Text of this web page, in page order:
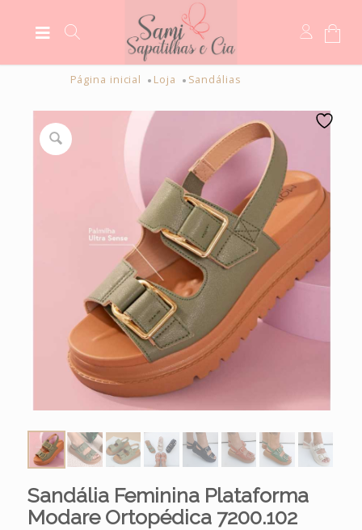
Página inicial Loja Sandálias
Sandália Feminina Plataforma
Modare Ortopédica 7200.102